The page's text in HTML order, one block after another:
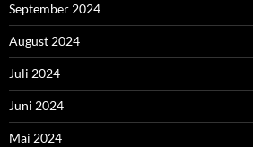
September 2024
August 2024
Juli 2024
Juni 2024
Mai 2024